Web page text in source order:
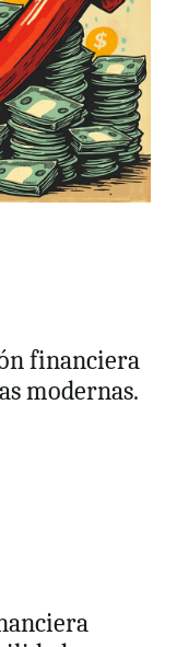
financiera
modernas.